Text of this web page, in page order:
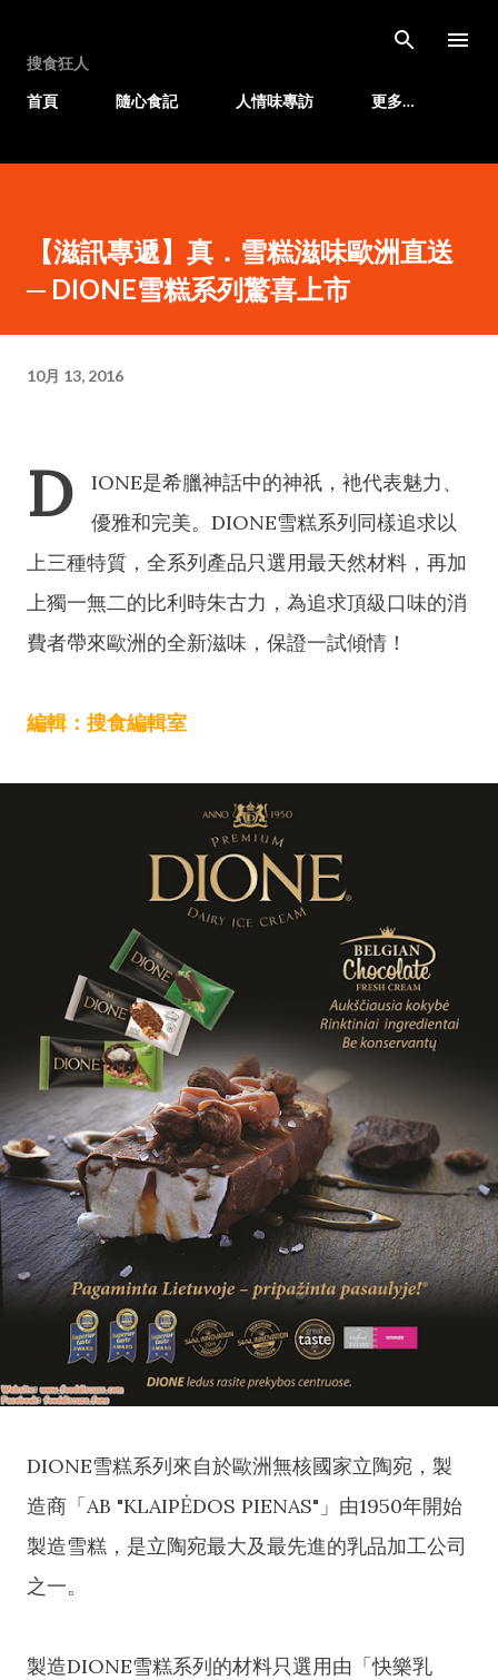
搜食狂人
首頁
隨心食記 人情味專訪 更多…
【滋訊專遞】真．雪糕滋味歐洲直送
─ DIONE雪糕系列驚喜上市
10月 13, 2016
D
IONE是希臘神話中的神祇，衪代表魅力、
優雅和完美。DIONE雪糕系列同樣追求以
上三種特質，全系列產品只選用最天然材料，再加
上獨一無二的比利時朱古力，為追求頂級口味的消
費者帶來歐洲的全新滋味，保證一試傾情！
編輯：搜食編輯室
DIONE雪糕系列來自於歐洲無核國家立陶宛，製
造商「AB "KLAIPĖDOS PIENAS"」由1950年開始
製造雪糕，是立陶宛最大及最先進的乳品加工公司
之一。
製造DIONE雪糕系列的材料只選用由「快樂乳